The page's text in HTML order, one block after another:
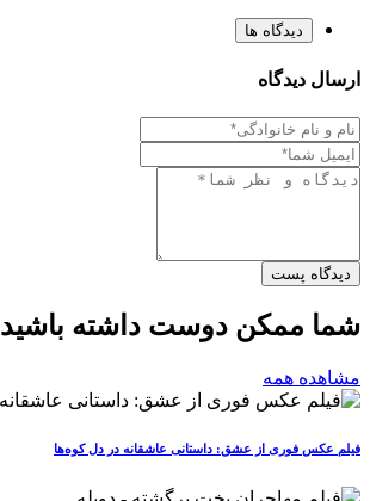
دیدگاه ها
ارسال دیدگاه
دیدگاه پست
شما ممکن دوست داشته باشید
مشاهده همه
فیلم عکس فوری از عشق: داستانی عاشقانه در دل کوه‌ها